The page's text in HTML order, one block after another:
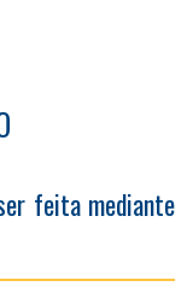
feita mediante